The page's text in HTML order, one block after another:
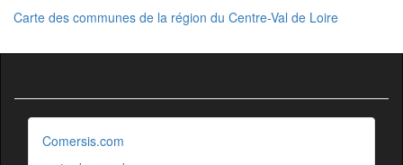
Carte des communes de la région du Centre-Val de Loire
Comersis.com